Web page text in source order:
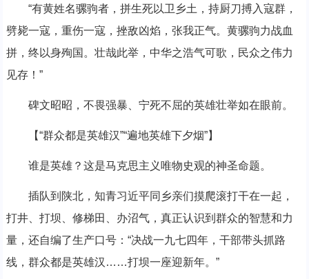
“有黄姓名骡驹者，拼生死以卫乡土，持厨刀搏入寇群，
劈毙一寇，重伤一寇，挫敌凶焰，张我正气。黄骡驹力战血
拼，终以身殉国。壮哉此举，中华之浩气可歌，民众之伟力
见存！”
碑文昭昭，不畏强暴、宁死不屈的英雄壮举如在眼前。
【“群众都是英雄汉”“遍地英雄下夕烟”】
谁是英雄？这是马克思主义唯物史观的神圣命题。
插队到陕北，知青习近平同乡亲们摸爬滚打干在一起，
打井、打坝、修梯田、办沼气，真正认识到群众的智慧和力
量，还自编了生产口号：“决战一九七四年，干部带头抓路
线，群众都是英雄汉……打坝一座迎新年。”